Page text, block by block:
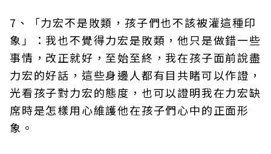
7、「力宏不是敗類，孩子們也不該被灌這種印
象」：我也不覺得力宏是敗類，他只是做錯一些
事情，改正就好，至始至終，我在孩子面前說盡
力宏的好話，這些身邊人都有目共睹可以作證，
光看孩子對力宏的態度，也可以證明我在力宏缺
席時是怎樣用心維護他在孩子們心中的正面形
象。